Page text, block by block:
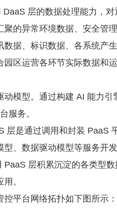
DaaS 层的数据处理能力，
聚的异常环境数据、安全管
数据、标识数据、各系统产
园区运营各环节实际数据和
动模型。通过构建 AI 能力引
服务。
层是通过调用和封装 PaaS
型、数据驱动模型等服务开
PaaS 层积累沉淀的各类型
。
控平台网络拓扑如下图所示：